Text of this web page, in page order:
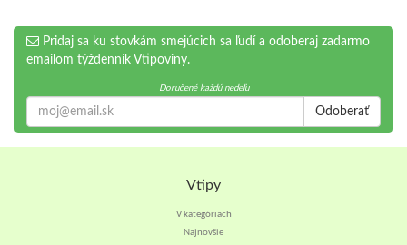
Pridaj sa ku stovkám smejúcich sa ľudí a odoberaj zadarmo
emailom týždenník Vtipoviny.
Doručené každú nedeľu
Odoberať
Vtipy
V kategóriach
Najnovšie